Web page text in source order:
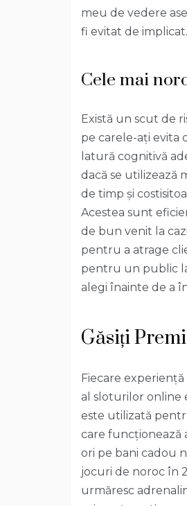
meu de vedere
fi evitat de implicat.
Cele mai
Există un scut de
pe carele-ați evita
latură cognitivă
dacă se utilizează
de timp și
Acestea sunt
de bun venit la
pentru a atrage
pentru un public
alegi înainte de a
Găsiți
Fiecare
al sloturilor online
este utilizată
care funcționează
ori pe bani cadou
jocuri de noroc în
urmăresc